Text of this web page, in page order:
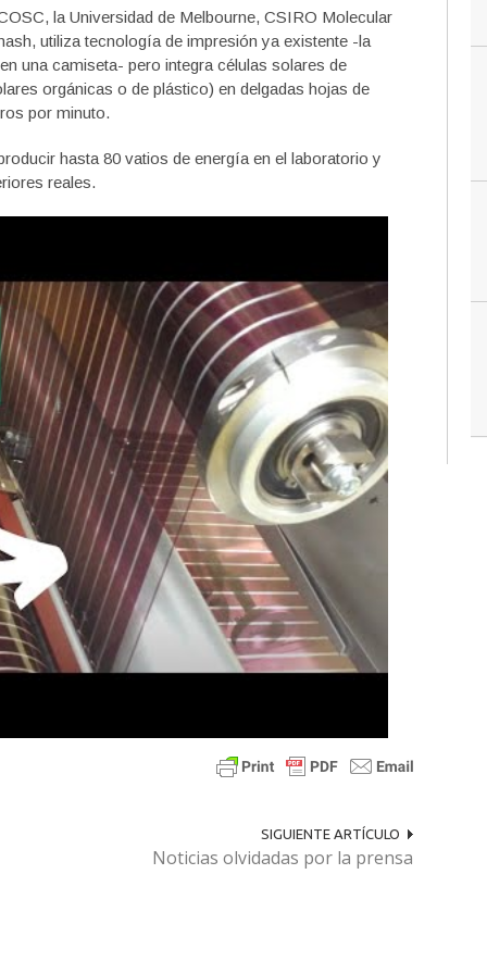
la Universidad de Melbourne, CSIRO Molecular
utiliza tecnología de impresión ya existente -la
una camiseta- pero integra células solares de
orgánicas o de plástico) en delgadas hojas de
por minuto.
hasta 80 vatios de energía en el laboratorio y
reales.
SIGUIENTE ARTÍCULO
Noticias olvidadas por la prensa